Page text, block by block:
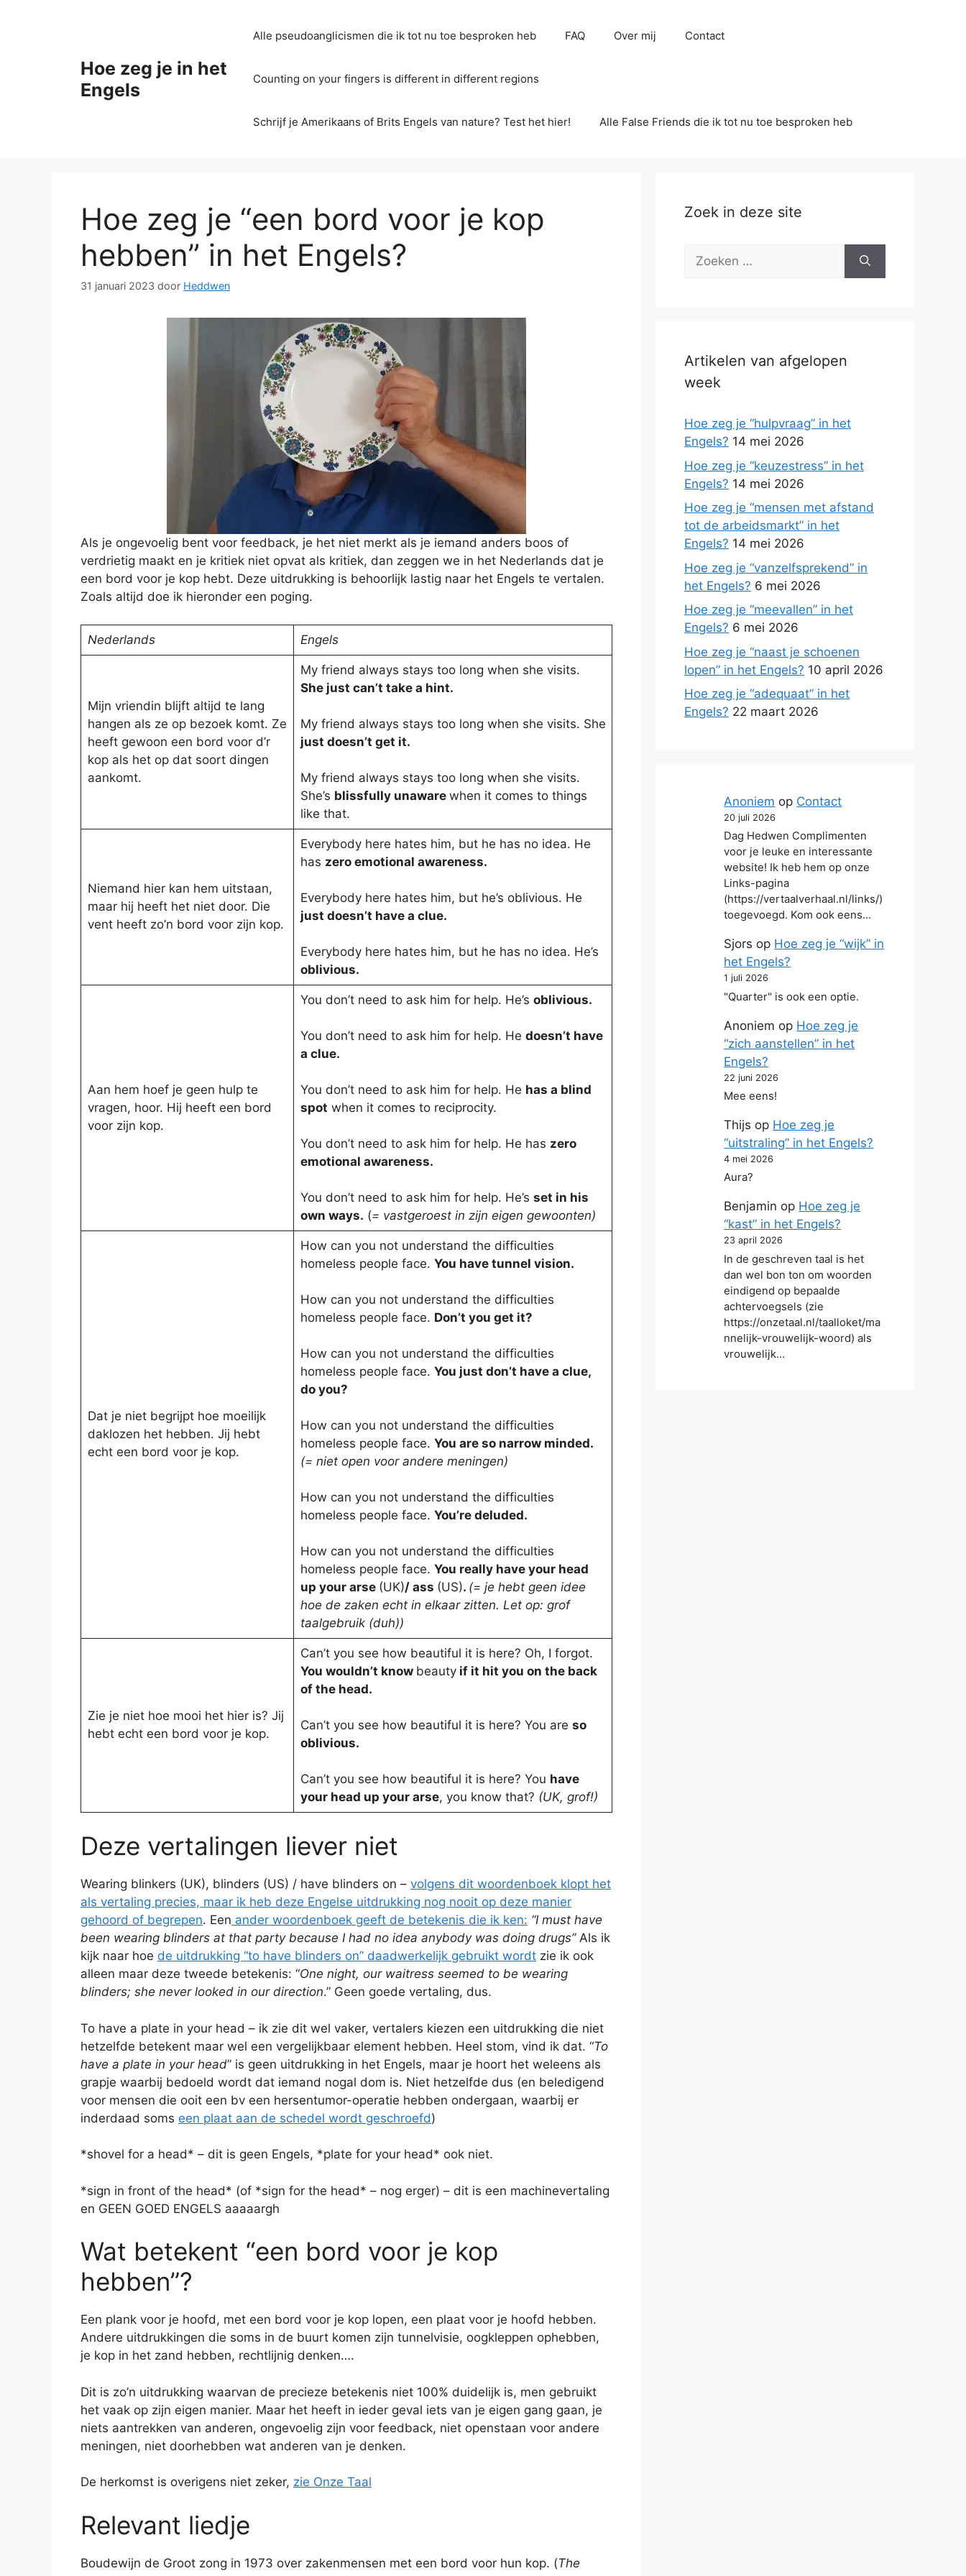
Hoe zeg je in het
Engels
Alle pseudoanglicismen die ik tot nu toe besproken heb FAQ Over mij Contact
Counting on your fingers is different in different regions
Schrijf je Amerikaans of Brits Engels van nature? Test het hier! Alle False Friends die ik tot nu toe besproken heb
Hoe zeg je “een bord voor je kop
hebben” in het Engels?
31 januari 2023 door Heddwen
Als je ongevoelig bent voor feedback, je het niet merkt als je iemand anders boos of
verdrietig maakt en je kritiek niet opvat als kritiek, dan zeggen we in het Nederlands dat je
een bord voor je kop hebt. Deze uitdrukking is behoorlijk lastig naar het Engels te vertalen.
Zoals altijd doe ik hieronder een poging.
Nederlands Engels
Mijn vriendin blijft altijd te lang
hangen als ze op bezoek komt. Ze
heeft gewoon een bord voor d’r
kop als het op dat soort dingen
aankomt.
My friend always stays too long when she visits.
She just can’t take a hint.
My friend always stays too long when she visits. She
just doesn’t get it.
My friend always stays too long when she visits.
She’s blissfully unaware when it comes to things
like that.
Niemand hier kan hem uitstaan,
maar hij heeft het niet door. Die
vent heeft zo’n bord voor zijn kop.
Everybody here hates him, but he has no idea. He
has zero emotional awareness.
Everybody here hates him, but he’s oblivious. He
just doesn’t have a clue.
Everybody here hates him, but he has no idea. He’s
oblivious.
Aan hem hoef je geen hulp te
vragen, hoor. Hij heeft een bord
voor zijn kop.
You don’t need to ask him for help. He’s oblivious.
You don’t need to ask him for help. He doesn’t have
a clue.
You don’t need to ask him for help. He has a blind
spot when it comes to reciprocity.
You don’t need to ask him for help. He has zero
emotional awareness.
You don’t need to ask him for help. He’s set in his
own ways. (= vastgeroest in zijn eigen gewoonten)
Dat je niet begrijpt hoe moeilijk
daklozen het hebben. Jij hebt
echt een bord voor je kop.
How can you not understand the difficulties
homeless people face. You have tunnel vision.
How can you not understand the difficulties
homeless people face. Don’t you get it?
How can you not understand the difficulties
homeless people face. You just don’t have a clue,
do you?
How can you not understand the difficulties
homeless people face. You are so narrow minded.
(= niet open voor andere meningen)
How can you not understand the difficulties
homeless people face. You’re deluded.
How can you not understand the difficulties
homeless people face. You really have your head
up your arse (UK)/ ass (US). (= je hebt geen idee
hoe de zaken echt in elkaar zitten. Let op: grof
taalgebruik (duh))
Zie je niet hoe mooi het hier is? Jij
hebt echt een bord voor je kop.
Can’t you see how beautiful it is here? Oh, I forgot.
You wouldn’t know beautyif it hit you on the back
of the head.
Can’t you see how beautiful it is here? You are so
oblivious.
Can’t you see how beautiful it is here? You have
your head up your arse, you know that? (UK, grof!)
Deze vertalingen liever niet
Wearing blinkers (UK), blinders (US) / have blinders on – volgens dit woordenboek klopt het
als vertaling precies, maar ik heb deze Engelse uitdrukking nog nooit op deze manier
gehoord of begrepen. Een ander woordenboek geeft de betekenis die ik ken: “I must have
been wearing blinders at that party because I had no idea anybody was doing drugs”Als ik
kijk naar hoe de uitdrukking “to have blinders on” daadwerkelijk gebruikt wordt zie ik ook
alleen maar deze tweede betekenis: “One night, our waitress seemed to be wearing
blinders; she never looked in our direction.” Geen goede vertaling, dus.
To have a plate in your head – ik zie dit wel vaker, vertalers kiezen een uitdrukking die niet
hetzelfde betekent maar wel een vergelijkbaar element hebben. Heel stom, vind ik dat. “To
have a plate in your head” is geen uitdrukking in het Engels, maar je hoort het weleens als
grapje waarbij bedoeld wordt dat iemand nogal dom is. Niet hetzelfde dus (en beledigend
voor mensen die ooit een bv een hersentumor-operatie hebben ondergaan, waarbij er
inderdaad soms een plaat aan de schedel wordt geschroefd)
*shovel for a head* – dit is geen Engels, *plate for your head* ook niet.
*sign in front of the head* (of *sign for the head* – nog erger) – dit is een machinevertaling
en GEEN GOED ENGELS aaaaargh
Wat betekent “een bord voor je kop
hebben”?
Een plank voor je hoofd, met een bord voor je kop lopen, een plaat voor je hoofd hebben.
Andere uitdrukkingen die soms in de buurt komen zijn tunnelvisie, oogkleppen ophebben,
je kop in het zand hebben, rechtlijnig denken….
Dit is zo’n uitdrukking waarvan de precieze betekenis niet 100% duidelijk is, men gebruikt
het vaak op zijn eigen manier. Maar het heeft in ieder geval iets van je eigen gang gaan, je
niets aantrekken van anderen, ongevoelig zijn voor feedback, niet openstaan voor andere
meningen, niet doorhebben wat anderen van je denken.
De herkomst is overigens niet zeker, zie Onze Taal
Relevant liedje
Boudewijn de Groot zong in 1973 over zakenmensen met een bord voor hun kop. (The
Zoek in deze site
Zoek
Artikelen van afgelopen
week
Hoe zeg je “hulpvraag” in het
Engels? 14 mei 2026
Hoe zeg je “keuzestress” in het
Engels? 14 mei 2026
Hoe zeg je “mensen met afstand
tot de arbeidsmarkt” in het
Engels? 14 mei 2026
Hoe zeg je “vanzelfsprekend” in
het Engels? 6 mei 2026
Hoe zeg je “meevallen” in het
Engels? 6 mei 2026
Hoe zeg je “naast je schoenen
lopen” in het Engels? 10 april 2026
Hoe zeg je “adequaat” in het
Engels? 22 maart 2026
Anoniem op Contact
20 juli 2026
Dag Hedwen Complimenten
voor je leuke en interessante
website! Ik heb hem op onze
Links-pagina
(https://vertaalverhaal.nl/links/)
toegevoegd. Kom ook eens…
Sjors op Hoe zeg je “wijk” in
het Engels?
1 juli 2026
"Quarter" is ook een optie.
Anoniem op Hoe zeg je
“zich aanstellen” in het
Engels?
22 juni 2026
Mee eens!
Thijs op Hoe zeg je
“uitstraling” in het Engels?
4 mei 2026
Aura?
Benjamin op Hoe zeg je
“kast” in het Engels?
23 april 2026
In de geschreven taal is het
dan wel bon ton om woorden
eindigend op bepaalde
achtervoegsels (zie
https://onzetaal.nl/taalloket/ma
nnelijk-vrouwelijk-woord) als
vrouwelijk…